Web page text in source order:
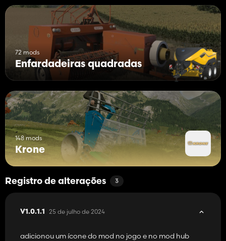
72 mods
Enfardadeiras quadradas
148 mods
Krone
Registro de alterações 3
V1.0.1.1 25 de julho de 2024
adicionou um ícone do mod no jogo e no mod hub